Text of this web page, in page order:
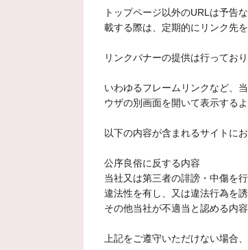
トップページ以外のURLは予告
載する際は、定期的にリンク先
リンクバナーの提供は行ってお
いわゆるフレームリンクなど、
ウザの別画面を開いて表示する
以下の内容が含まれるサイトに
公序良俗に反する内容
当社又は第三者の誹謗・中傷を
違法性を有し、又は違法行為を
その他当社が不適当と認める内容
上記をご遵守いただけない場合